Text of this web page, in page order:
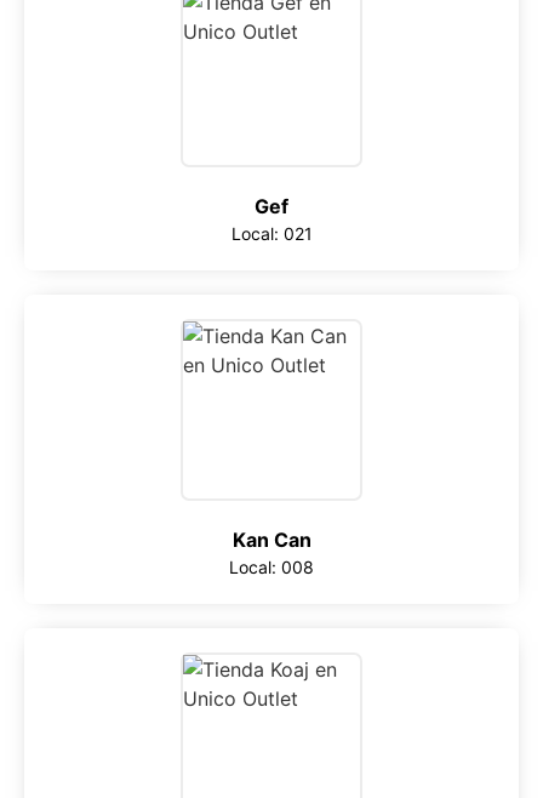
Gef
Local: 021
Kan Can
Local: 008